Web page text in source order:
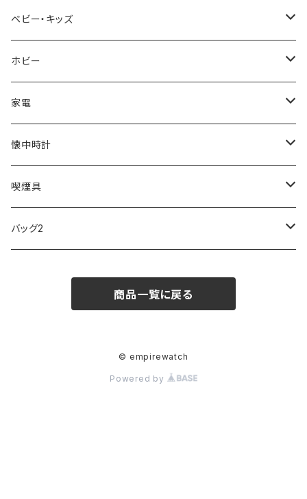
AVALANCHE
ORIENT
ZEPPELIN
SKAGEN
FOOTBALL WATCHES
ARCA FUTURA
ALV
Merge
ETTINGER
COACH
BVLGARI
VANQUISH
BOTTEGA VENETA
EMPORIO ARMANI
CALVIN KLEIN
DANIEL WELLINGTON
SWAROVSKI
VIVIENNE WESTWOOD
OROBIANCO
Ellese
COLEMAN
MONTBLANC
Fashion Accessory Cllection
ISLAND
BLAZER CLUB
ANDY HAWARD
G GUSTO
GULLWING
LESPORTSAC
PRADA
BRAUN
RHYTHM
BLOSSOM
MONDAINE
MAWA
その他
VALENTINO VISCANI
WATERMAN
PARKER
PELIKAN
CROSS
MONTBLANC
SWAROVSKI
Trangia
Barebones
FEUERHAND
CASIO
ベビー・キッズ
ふわりぃ
ERGO BABY
ホビー
その他
AMOS
OMMIX
COACH
家電
CREATE
TORAY
OMRON
SPICE OF LIFE
懐中時計
MONDAINE
喫煙具
ZIPPO
TSUBOTA PEARL
バッグ2
商品一覧に戻る
© empirewatch
Powered by